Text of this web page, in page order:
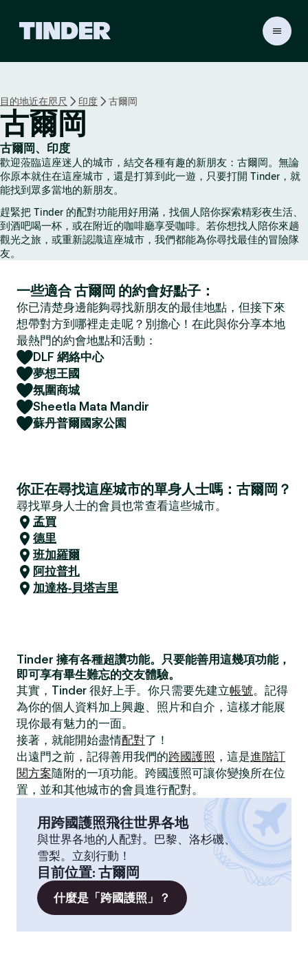
r
目的地近在咫尺 印度 古爾岡
古爾岡
古爾岡、印度
歡迎蒞臨這座迷人的城市，結交各種有趣的新朋友：古爾岡。無論
你原本就住在這座城市，還是打算到此一遊，只要打開 Tinder，就
能找到眾多當地的新朋友。
趕緊把 Tinder 的配對功能用好用滿，找個人陪你探索精彩夜生活、
到酒吧喝一杯，或在附近的咖啡廳享受咖啡。若你想找人陪你來趟
觀光之旅，或重新認識這座城市，我們都能為你尋找最佳的冒險隊
友。
一些適合 古爾岡 的約會好點子：
你已清楚身邊能夠尋找新朋友的最佳地點，但接下來
想帶對方到哪裡走走呢？別擔心！在此與你分享本地
最熱門的約會地點和活動：
DLF 網絡中心
夢想王國
氛圍商城
Sheetla Mata Mandir
蘇丹普爾國家公園
你正在尋找這座城市的單身人士嗎：古爾岡？
尋找單身人士的會員也常查看這些城市。
孟買
德里
班加羅爾
阿拉普扎
加達格-貝塔吉里
Tinder 擁有各種超讚功能。只要能善用這幾項功能，
即可享有畢生難忘的交友體驗。
其實，Tinder 很好上手。你只需要先建立帳號。記得
為你的個人資料加上興趣、照片和自介，這樣才能展
現你最有魅力的一面。
接著，就能開始盡情配對了！
出遠門之前，記得善用我們的跨國護照 ，這是進階訂
閱方案隨附的一項功能。跨國護照可讓你變換所在位
置，並和其他城市的會員進行配對。
用跨國護照飛往世界各地
與世界各地的人配對。巴黎、洛杉磯、
雪梨。立刻行動！
目前位置: 古爾岡
什麼是「跨國護照」？